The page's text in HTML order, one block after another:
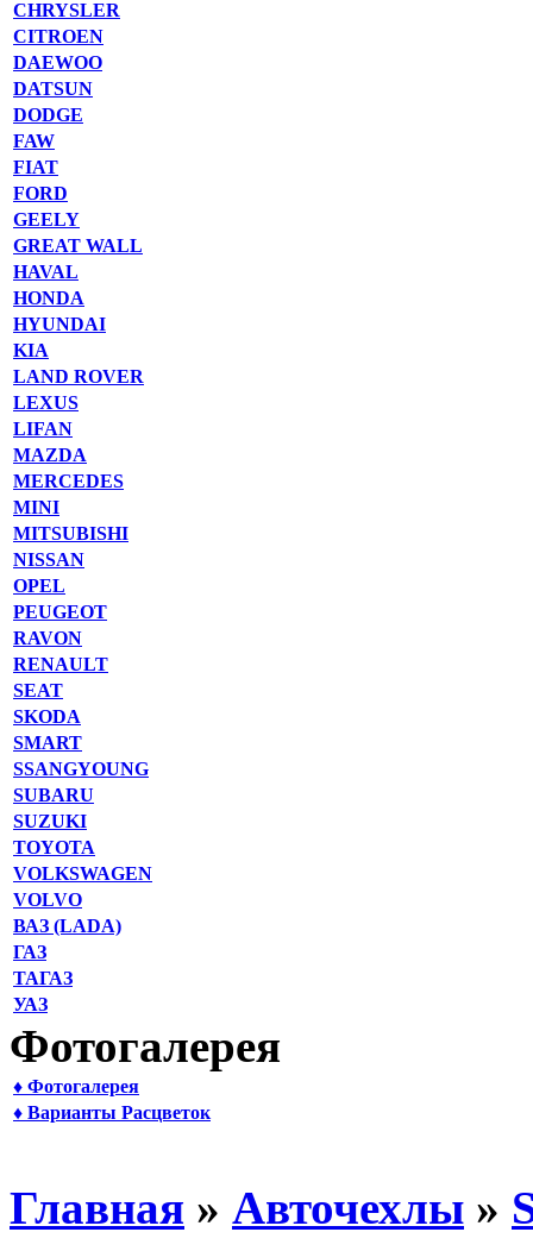
CHRYSLER
CITROEN
DAEWOO
DATSUN
DODGE
FAW
FIAT
FORD
GEELY
GREAT WALL
HAVAL
HONDA
HYUNDAI
KIA
LAND ROVER
LEXUS
LIFAN
MAZDA
MERCEDES
MINI
MITSUBISHI
NISSAN
OPEL
PEUGEOT
RAVON
RENAULT
SEAT
SKODA
SMART
SSANGYOUNG
SUBARU
SUZUKI
TOYOTA
VOLKSWAGEN
VOLVO
ВАЗ (LADA)
ГАЗ
ТАГАЗ
УАЗ
Фотогалерея
♦ Фотогалерея
♦ Варианты Расцветок
Главная » Авточехлы »